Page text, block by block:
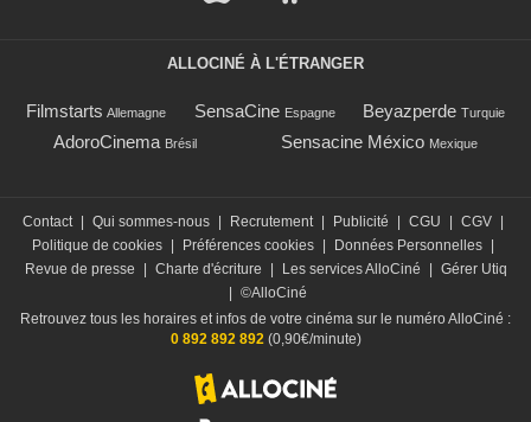
ALLOCINÉ À L'ÉTRANGER
Filmstarts Allemagne SensaCine Espagne Beyazperde Turquie
AdoroCinema Brésil Sensacine México Mexique
Contact Qui sommes-nous Recrutement Publicité CGU CGV
Politique de cookies
Préférences cookies Données Personnelles
Revue de presse
Charte d'écriture Les services AlloCiné
Gérer Utiq
©AlloCiné
Retrouvez tous les horaires et infos de votre cinéma sur le numéro AlloCiné :
0 892 892 892(0,90€/minute)